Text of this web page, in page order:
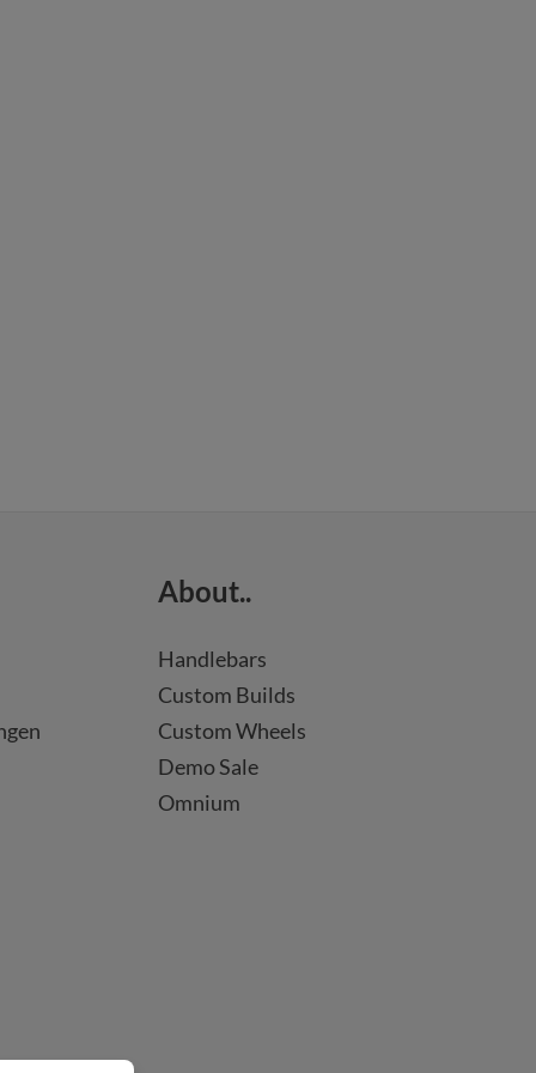
About..
Handlebars
Custom Builds
Custom Wheels
Demo Sale
Omnium